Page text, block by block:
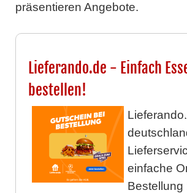
präsentieren Angebote.
Lieferando.de - Einfach
bestellen!
einfache
Bestellung